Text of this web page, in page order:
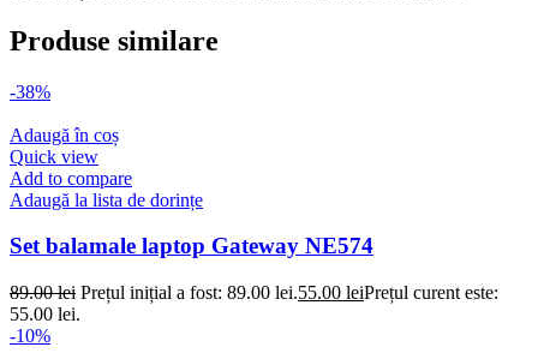
Produse similare
-38%
Adaugă în coș
Quick view
Add to compare
Adaugă la lista de dorințe
Set balamale laptop Gateway NE574
89.00lei Prețul inițial a fost: 89.00 lei.55.00 leiPrețul curent este:
55.00 lei.
-10%